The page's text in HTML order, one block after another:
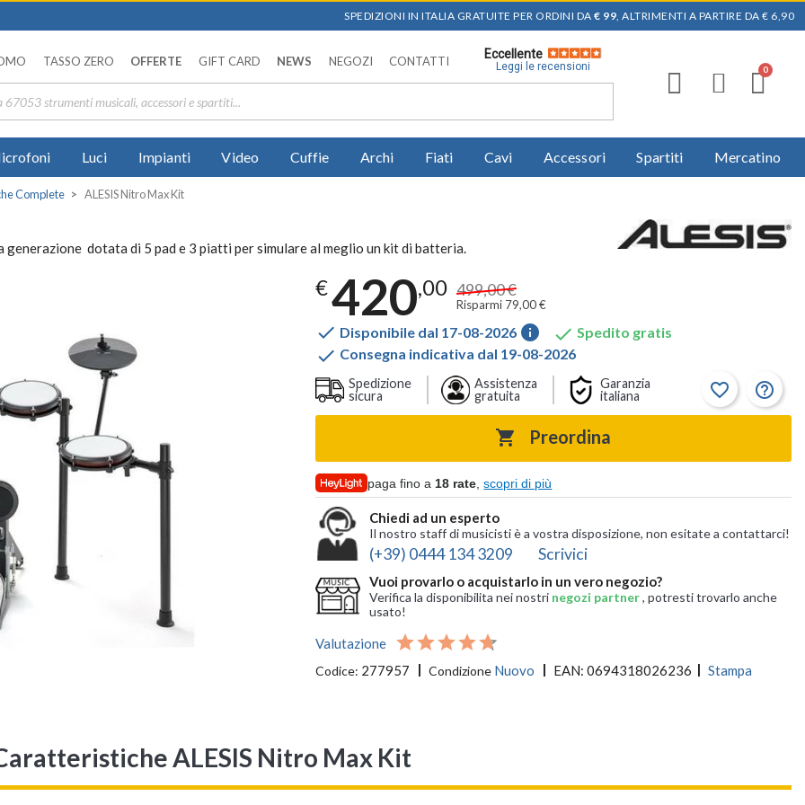
SPEDIZIONI IN ITALIA GRATUITE PER ORDINI DA € 99, ALTRIMENTI A PARTIRE DA € 6,90
TASSO ZERO OFFERTE GIFT CARD NEWS NEGOZI CONTATTI
Eccellente
Leggi le recensioni
Luci Impianti Video Cuffie Archi Fiati Cavi Accessori Spartiti Mercatino
Complete ALESIS Nitro Max Kit
dotata di 5 pad e 3 piatti per simulare al meglio un kit di batteria.
€420,00 499,00 €
Risparmi 79,00 €
 Disponibile dal 17-08-2026 info  Spedito gratis
 Consegna indicativa dal 19-08-2026
Spedizione
sicura
Assistenza
gratuita
Garanzia
italiana
favorite_border help_outline
 Preordina
paga fino a 18 rate ,scopri di più
Chiedi ad un esperto
Il nostro staff di musicisti è a vostra disposizione, non esitate a contattarci!
(+39) 0444 134 3209 Scrivici
Vuoi provarlo o acquistarlo in un vero negozio?
Verifica la disponibilita nei nostri negozi partner, potresti trovarlo anche
usato!
Valutazione
Codice: 277957 Condizione Nuovo EAN: 0694318026236 Stampa
ALESIS Nitro Max Kit